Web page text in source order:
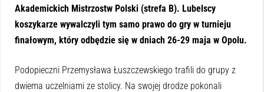
Akademickich Mistrzostw Polski (strefa B). Lubelscy
koszykarze wywalczyli tym samo prawo do gry w turnieju
finałowym, który odbędzie się w dniach 26-29 maja w Opolu.
Podopieczni Przemysława Łuszczewskiego trafili do grupy z
dwiema uczelniami ze stolicy. Na swojej drodze pokonali